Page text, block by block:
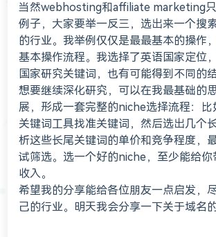
当然webhosting和affiliate marketing
例子，大家要举一反三，选出来一个搜
的行业。我举例仅仅是最最基本的操作
基本操作流程。我选择了英语国家定位
国家研究关键词，也有可能得到不同的结
想要继续深化研究，可以在我最基础的
展，形成一套完整的niche选择流程：比
关键词工具找准关键词，然后选出几个
析这些长尾关键词的单价和竞争程度，
试筛选。选一个好的niche，至少能给你
收入。
希望我的分享能给各位朋友一点启发，
己的行业。明天我会分享一下关于域名的